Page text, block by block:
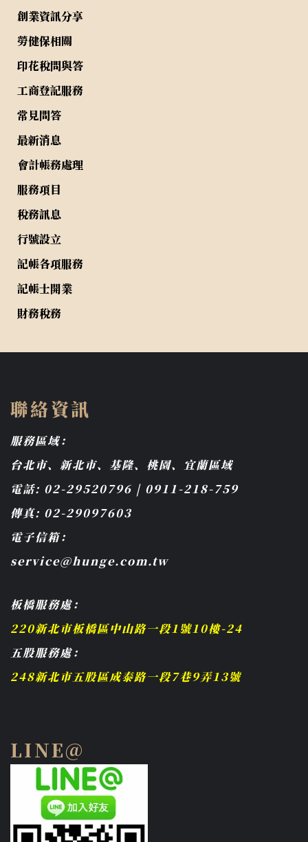
創業資訊分享
勞健保相關
印花稅問與答
工商登記服務
常見問答
最新消息
會計帳務處理
服務項目
稅務訊息
行號設立
記帳各項服務
記帳士開業
財務稅務
聯絡資訊
服務區域：
台北市、新北市、基隆、桃園、宜蘭區域
電話: 02-29520796 | 0911-218-759
傳真: 02-29097603
電子信箱：
service@hunge.com.tw
板橋服務處：
220新北市板橋區中山路一段1號10樓-24
五股服務處：
248新北市五股區成泰路一段7巷9弄13號
LINE@